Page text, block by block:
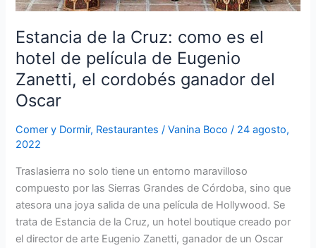
Estancia de la Cruz: como es el
hotel de película de Eugenio
Zanetti, el cordobés ganador del
Oscar
Comer y Dormir, Restaurantes /Vanina Boco/ 24 agosto,
2022
Traslasierra no solo tiene un entorno maravilloso
compuesto por las Sierras Grandes de Córdoba, sino que
atesora una joya salida de una película de Hollywood. Se
trata de Estancia de la Cruz, un hotel boutique creado por
el director de arte Eugenio Zanetti, ganador de un Oscar
Oscar